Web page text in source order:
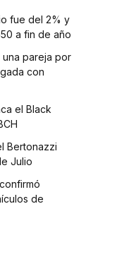
fue del 2% y
a fin de año
una pareja por
con
el Black
Bertonazzi
Julio
de